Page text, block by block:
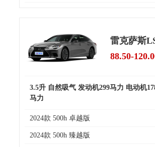
雷克萨斯
88.50-
3.5升 自然吸气 发动机299马力 电动机
马力
2024款 500h 卓越版
2024款 500h 臻越版